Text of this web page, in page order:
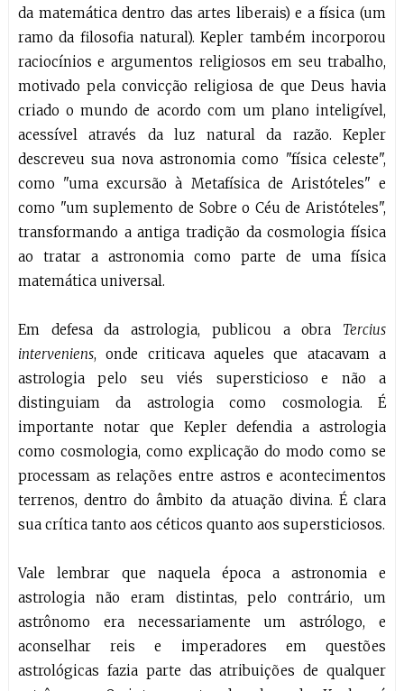
da matemática dentro das artes liberais) e a física (um
ramo da filosofia natural). Kepler também incorporou
raciocínios e argumentos religiosos em seu trabalho,
motivado pela convicção religiosa de que Deus havia
criado o mundo de acordo com um plano inteligível,
acessível através da luz natural da razão. Kepler
descreveu sua nova astronomia como "física celeste",
como "uma excursão à Metafísica de Aristóteles" e
como "um suplemento de Sobre o Céu de Aristóteles",
transformando a antiga tradição da cosmologia física
ao tratar a astronomia como parte de uma física
matemática universal.
Em defesa da astrologia, publicou a obra Tercius
interveniens, onde criticava aqueles que atacavam a
astrologia pelo seu viés supersticioso e não a
distinguiam da astrologia como cosmologia. É
importante notar que Kepler defendia a astrologia
como cosmologia, como explicação do modo como se
processam as relações entre astros e acontecimentos
terrenos, dentro do âmbito da atuação divina. É clara
sua crítica tanto aos céticos quanto aos supersticiosos.
Vale lembrar que naquela época a astronomia e
astrologia não eram distintas, pelo contrário, um
astrônomo era necessariamente um astrólogo, e
aconselhar reis e imperadores em questões
astrológicas fazia parte das atribuições de qualquer